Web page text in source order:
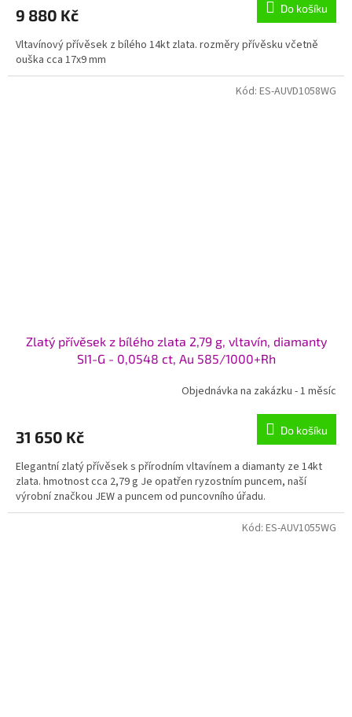
9 880 Kč Do košíku
Vltavínový přívěsek z bílého 14kt zlata. rozměry přívěsku včetně
ouška cca 17x9 mm
Zlatý přívěsek z bílého zlata 2,79 g, vltavín, diamanty
SI1-G - 0,0548 ct, Au 585/1000+Rh
Objednávka na zakázku - 1 měsíc
31 650 Kč Do košíku
Elegantní zlatý přívěsek s přírodním vltavínem a diamanty ze 14kt
zlata. hmotnost cca 2,79 g Je opatřen ryzostním puncem, naší
výrobní značkou JEW a puncem od puncovního úřadu.
Kód: ES-AUVD1058WG
Kód: ES-AUV1055WG